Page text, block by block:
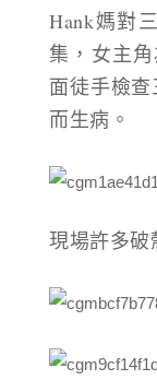
Hank媽對
集，女主
面徒手檢
而生病。
現場許多